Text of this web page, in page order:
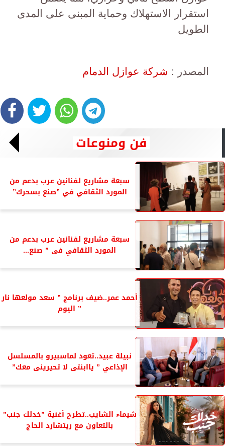
استقرار الاستهلاك وحماية المبنى على المدى
الطويل
المصدر : شركة عوازل الدمام
فن ومنوعات
سبعة مشاريع لفنانين عرب بدعم من
المورد الثقافي في ”صنع بسحرك”
سبعة مشاريع لفنانين عرب بدعم من
المورد الثقافي فى ” صنع...
أحمد عمر..ضيف برنامج ” سعد مولعها نار
” اليوم
نبيلة عبيد..تعود لماسبيرو بالمسلسل
الإذاعي ” ياابنتى لا تحيرينى معك”
شيماء الشايب..تطرح أغنية ”خدلك جنب”
بالتعاون مع ريتشارد الحاج